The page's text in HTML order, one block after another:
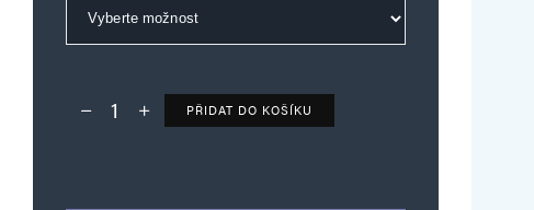
Deník TO – verze bez reklam množství
PŘIDAT DO KOŠÍKU